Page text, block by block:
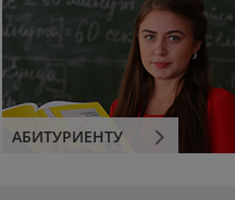
АБИТУРИЕНТУ